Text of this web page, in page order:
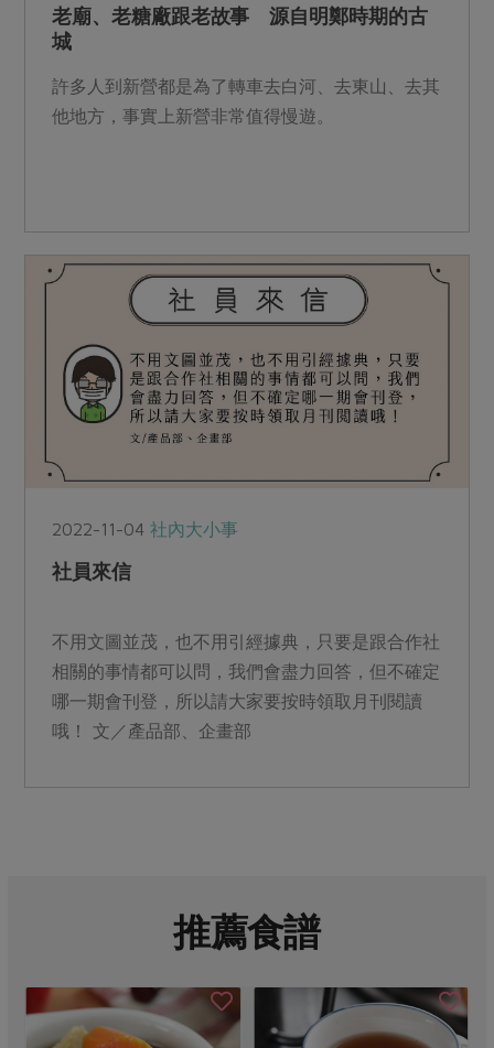
老廟、老糖廠跟老故事 源自明鄭時期的古
城
許多人到新營都是為了轉車去白河、去東山、去其
他地方，事實上新營非常值得慢遊。
2022-11-04社內大小事
社員來信
不用文圖並茂，也不用引經據典，只要是跟合作社
相關的事情都可以問，我們會盡力回答，但不確定
哪一期會刊登，所以請大家要按時領取月刊閱讀
哦！ 文／產品部、企畫部
推薦食譜